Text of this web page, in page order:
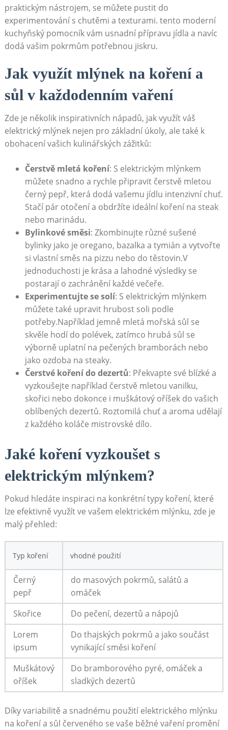
praktickým nástrojem, se⁤ můžete pustit ⁤do
experimentování s chutěmi a texturami. tento moderní‍
kuchyňský pomocník vám usnadní přípravu jídla a navíc
dodá vašim pokrmům ⁢potřebnou jiskru.
Jak využít mlýnek na koření a
⁢sůl v každodenním​ vaření
Zde je několik inspirativních ‍nápadů, ‌jak ‌využít váš
elektrický mlýnek nejen pro základní úkoly, ale také k
obohacení vašich kulinářských zážitků:
Čerstvě mletá koření: S ‌elektrickým ‍mlýnkem
můžete snadno a rychle⁢ připravit čerstvě mletou
černý ⁢pepř,⁣ která​ dodá vašemu jídlu intenzivní chuť.
Stačí pár otočení a obdržíte ideální ⁣koření‍ na⁣ steak
nebo marinádu.
Bylinkové směsi: Zkombinujte‍ různé sušené
bylinky⁣ jako je⁣ oregano, bazalka⁣ a tymián a vytvořte
si vlastní směs na pizzu nebo do těstovin.V
jednoduchosti je krása‌ a⁢ lahodné výsledky se
postarají o zachránění každé večeře.
Experimentujte se‍ solí: S elektrickým mlýnkem
můžete také upravit hrubost soli podle
⁤potřeby.Například jemně mletá mořská‍ sůl se
skvěle hodí do polévek, zatímco hrubá sůl se
výborně uplatní na pečených bramborách nebo
jako ozdoba na steaky.
Čerstvé koření do dezertů: Překvapte​ své blízké a
vyzkoušejte ‍například čerstvě mletou⁣ vanilku,
skořici nebo dokonce i muškátový oříšek do vašich
oblíbených dezertů.‌ Roztomilá chuť ​a aroma udělají
z každého koláče mistrovské dílo.
Jaké koření vyzkoušet s
elektrickým mlýnkem?
Pokud hledáte inspiraci na konkrétní typy koření, které
lze efektivně​ využít‍ ve vašem elektrickém mlýnku, zde ⁣je​
malý přehled:
Typ koření vhodné použití
Černý⁢
pepř
do masových pokrmů, salátů‍ a
omáček
Skořice
Do pečení, dezertů a nápojů
Lorem
ipsum
Do thajských⁣ pokrmů a jako součást
vynikající směsi koření
Muškátový
oříšek
Do bramborového pyré, omáček a
sladkých dezertů
Díky variabilitě⁤ a snadnému použití elektrického mlýnku
na koření a sůl červeného se vaše běžné vaření promění